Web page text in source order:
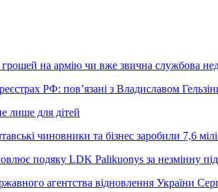
на армію чи вже звична службова
реєстрах РФ: пов’язані з Владиславом
лише для дітей
чиновники та бізнес заробили 7,6
подяку LDK Palikuonys за незмінну
агентства відновлення України